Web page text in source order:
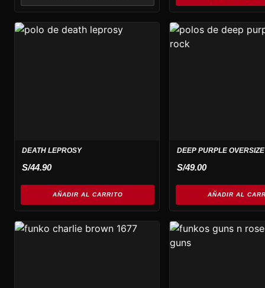
de
producto
DEATH LEPROSY
S/44.90
AÑADIR AL CARRITO
DEEP PURPLE OVERSIZE
S/49.00
AÑADIR AL